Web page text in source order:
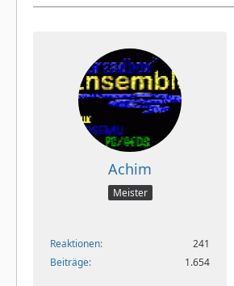
Achim
Meister
Reaktionen
241
Beiträge
1.654